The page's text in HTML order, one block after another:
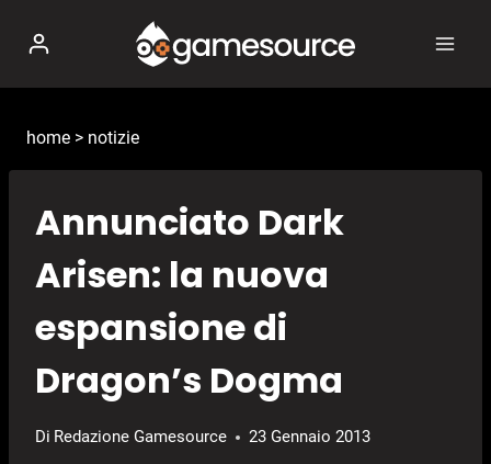
contenuto
home > notizie
Annunciato Dark
Arisen: la nuova
espansione di
Dragon’s Dogma
Di Redazione Gamesource 23 Gennaio 2013